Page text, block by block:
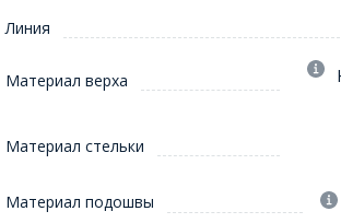
Линия
Материал верха
Материал стельки
Материал подошвы